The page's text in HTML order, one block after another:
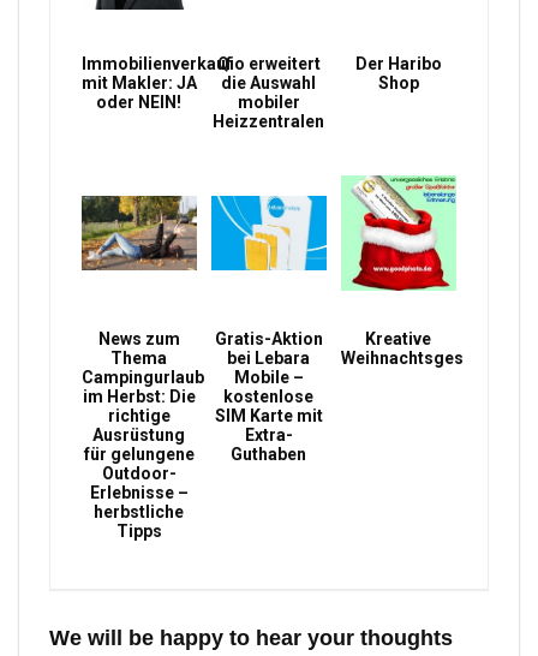
Immobilienverkauf
mit Makler: JA
oder NEIN!
Qio erweitert
die Auswahl
mobiler
Heizzentralen
Der Haribo
Shop
News zum
Thema
Campingurlaub
im Herbst: Die
richtige
Ausrüstung
für gelungene
Outdoor-
Erlebnisse –
herbstliche
Tipps
Gratis-Aktion
bei Lebara
Mobile –
kostenlose
SIM Karte mit
Extra-
Guthaben
Kreative
Weihnachtsgeschenke
We will be happy to hear your thoughts